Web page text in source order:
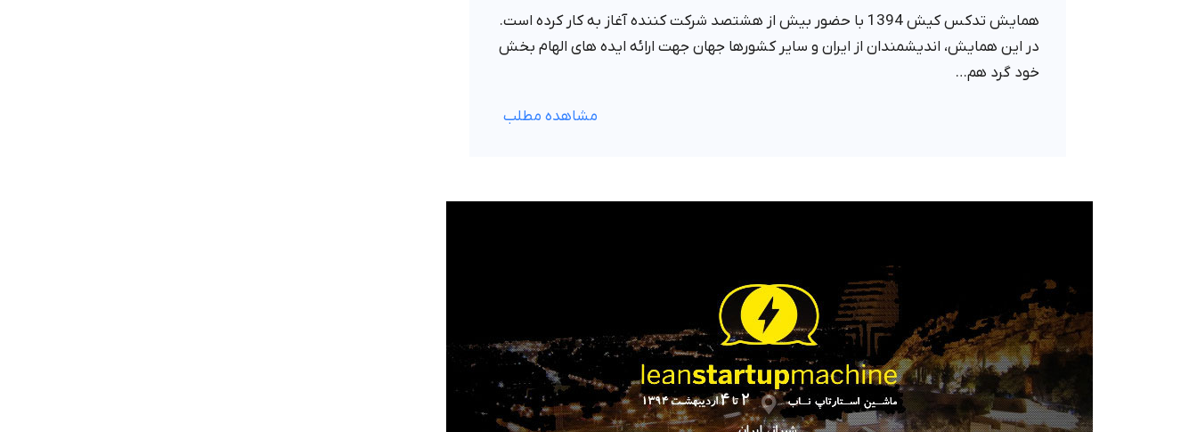
همایش تدکس کیش 1394 با حضور بیش از هشتصد شرکت کننده آغاز به کار کرده است.
در این همایش، اندیشمندان از ایران و سایر کشورها جهان جهت ارائه ایده های الهام بخش
خود گرد هم…
مشاهده مطلب